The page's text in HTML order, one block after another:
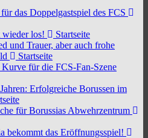
das Doppelgastspiel des FCS
wieder los!
Startseite
und Trauer, aber auch frohe
Startseite
Kurve für die FCS-Fan-Szene
Erfolgreiche Borussen im
für Borussias Abwehrzentrum
bekommt das Eröffnungsspiel!